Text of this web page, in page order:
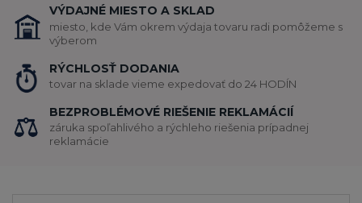
VÝDAJNÉ MIESTO A SKLAD
miesto, kde Vám okrem výdaja tovaru radi pomôžeme s
výberom
RÝCHLOSŤ DODANIA
tovar na sklade vieme expedovať do 24 HODÍN
BEZPROBLÉMOVÉ RIEŠENIE REKLAMÁCIÍ
záruka spoľahlivého a rýchleho riešenia prípadnej
reklamácie